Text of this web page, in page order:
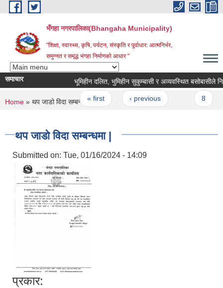
Skip to main content
भँगहा नगरपालिका(Bhangaha Municipality)
"शिक्षा, स्वास्थ्य, कृषि, पर्यटन, संस्कृति र पूर्वाधार: आत्मनिर्भर,
समुन्नत र समृद्ध भंगहा निर्माणको आधार "
समाचार भूमिहीन दलित, भुमिहीन सुकुम्बासी र अव्यवस्थित
Pages
« first ‹ previous
You are here
Home » थप जाडो विदा सम्बन्धमा |
थप जाडो विदा सम्बन्धमा |
Submitted on: Tue, 01/16/2024 - 14:09
प्रकार: